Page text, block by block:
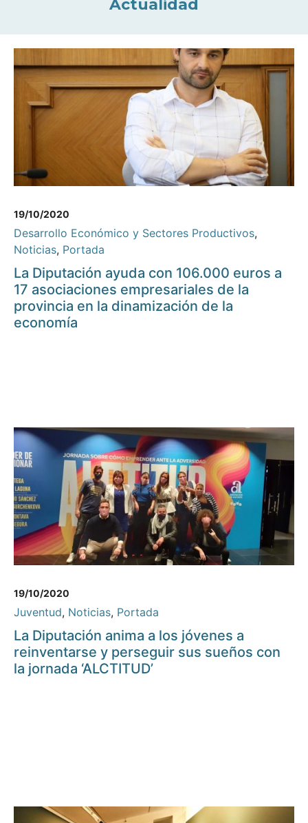
Actualidad
19/10/2020
Desarrollo Económico y Sectores Productivos,
Noticias, Portada
La Diputación ayuda con 106.000 euros a
17 asociaciones empresariales de la
provincia en la dinamización de la
economía
19/10/2020
Juventud, Noticias, Portada
La Diputación anima a los jóvenes a
reinventarse y perseguir sus sueños con
la jornada ‘ALCTITUD’